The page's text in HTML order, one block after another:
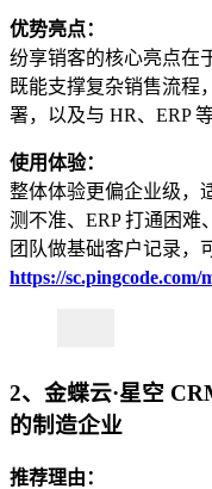
优势亮点：
纷享销客的核心亮点在
既能支撑复杂销售流程
署，以及与 HR、ERP
使用体验：
整体体验更偏企业级，
测不准、ERP 打通困
团队做基础客户记录，
https://sc.pingcode.com/
2、金蝶云·星空
的制造企业
推荐理由：